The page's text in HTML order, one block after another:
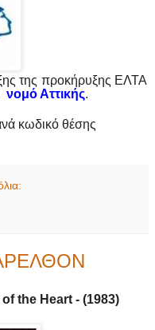
της προκήρυξης ΕΛΤΑ
νομό Αττικής.
κωδικό θέσης
the Heart - (1983)